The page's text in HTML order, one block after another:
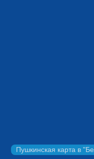
Пушкинская карта в